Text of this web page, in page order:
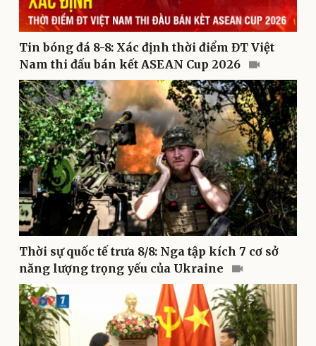
Pháp luật
Vụ án
Tin nóng
Tư vấn luật
Quân sự - Quốc phòng
Vũ khí
Việt Nam
Phân tích
Thể thao
Bóng đá
Ô tô - Xe máy
Ô tô
Tin bóng đá 8-8: Xác định thời điểm ĐT Việt
Nam thi đấu bán kết ASEAN Cup 2026
Thời sự quốc tế trưa 8/8: Nga tập kích 7 cơ sở
năng lượng trọng yếu của Ukraine